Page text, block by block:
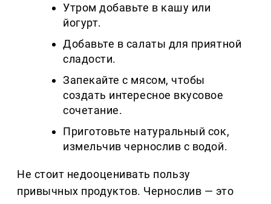
Утром добавьте в кашу или
йогурт.
Добавьте в салаты для приятной
сладости.
Запекайте с мясом, чтобы
создать интересное вкусовое
сочетание.
Приготовьте натуральный сок,
измельчив чернослив с водой.
Не стоит недооценивать пользу
привычных продуктов. Чернослив — это